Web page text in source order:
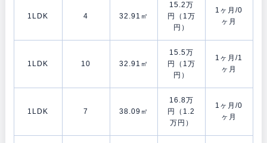
1LDK 4 32.91㎡
15.2万
円（1万
円）
1ヶ月/0
ヶ月
1LDK 10 32.91㎡
15.5万
円（1万
円）
1ヶ月/1
ヶ月
1LDK 7 38.09㎡
16.8万
円（1.2
万円）
1ヶ月/0
ヶ月